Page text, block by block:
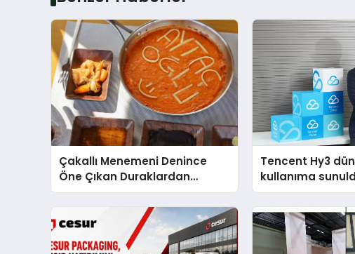
Çakallı Menemeni Denince
Öne Çıkan Duraklardan
Aytaçoğlu Menemen
Tencent Hy3
kullanıma